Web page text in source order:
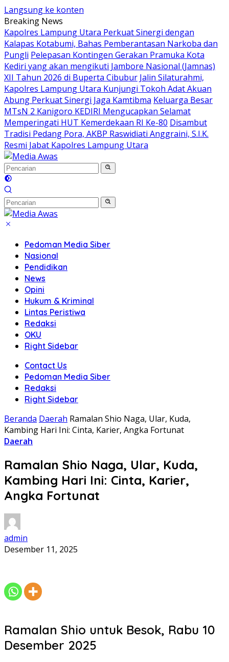
Langsung ke konten
Breaking News
Kapolres Lampung Utara Perkuat Sinergi dengan
Kalapas Kotabumi, Bahas Pemberantasan Narkoba dan
Pungli Pelepasan Kontingen Gerakan Pramuka Kota
Kediri yang akan mengikuti Jambore Nasional (Jamnas)
XII Tahun 2026 di Buperta Cibubur Jalin Silaturahmi,
Kapolres Lampung Utara Kunjungi Tokoh Adat Akuan
Abung Perkuat Sinergi Jaga Kamtibma Keluarga Besar
MTsN 2 Kanigoro KEDIRI Mengucapkan Selamat
Memperingati HUT Kemerdekaan RI Ke-80 Disambut
Tradisi Pedang Pora, AKBP Raswidiati Anggraini, S.I.K.
Resmi Jabat Kapolres Lampung Utara
Pedoman Media Siber
Nasional
Pendidikan
News
Opini
Hukum & Kriminal
Lintas Peristiwa
Redaksi
OKU
Right Sidebar
Contact Us
Pedoman Media Siber
Redaksi
Right Sidebar
Beranda Daerah Ramalan Shio Naga, Ular, Kuda,
Kambing Hari Ini: Cinta, Karier, Angka Fortunat
Daerah
Ramalan Shio Naga, Ular, Kuda,
Kambing Hari Ini: Cinta, Karier,
Angka Fortunat
admin
Desember 11, 2025
Ramalan Shio untuk Besok, Rabu 10
Desember 2025